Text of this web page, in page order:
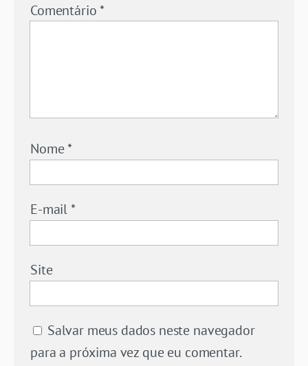
Comentário*
Nome*
E-mail*
Site
Salvar meus dados neste navegador
para a próxima vez que eu comentar.